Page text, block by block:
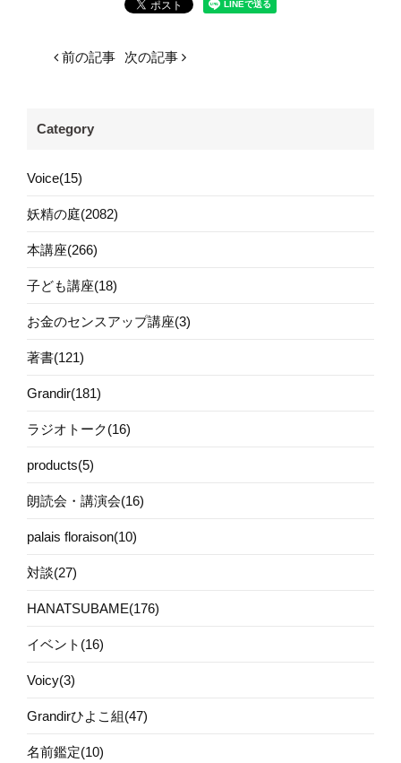
前の記事 次の記事
Category
Voice(15)
妖精の庭(2082)
本講座(266)
子ども講座(18)
お金のセンスアップ講座(3)
著書(121)
Grandir(181)
ラジオトーク(16)
products(5)
朗読会・講演会(16)
palais floraison(10)
対談(27)
HANATSUBAME(176)
イベント(16)
Voicy(3)
Grandirひよこ組(47)
名前鑑定(10)